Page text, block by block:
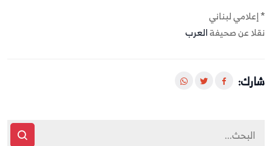
* إعلامي لبناني
نقلا عن صحيفةالعرب
شارك: